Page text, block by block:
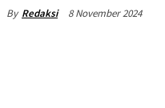
By Redaksi 8 November 2024